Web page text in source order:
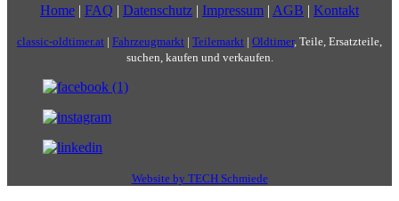
Home | FAQ | Datenschutz | Impressum | AGB | Kontakt
classic-oldtimer.at | Fahrzeugmarkt | Teilemarkt | Oldtimer, Teile, Ersatzteile,
suchen, kaufen und verkaufen.
Website by TECH Schmiede